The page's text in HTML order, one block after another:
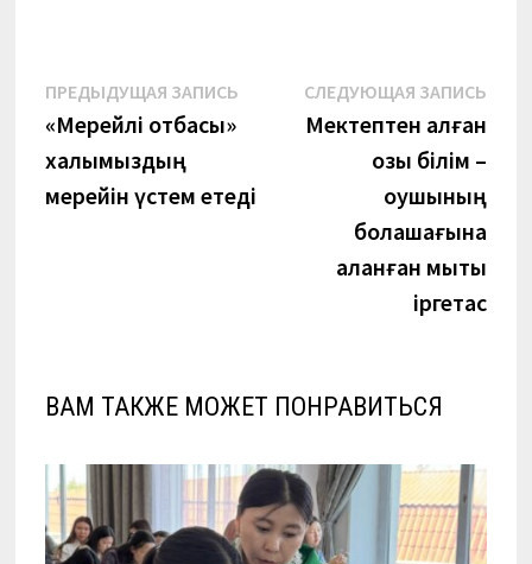
Навигация
по
записям
ПРЕДЫДУЩАЯ ЗАПИСЬПредыдущая
«Мерейлі отбасы»
халқымыздың
мерейін үстем етеді
СЛЕДУЮЩАЯ ЗАПИСЬ
Мектептен алған
озық білім –
оқушының
болашағына
қаланған мықты
іргетас
ВАМ ТАКЖЕ МОЖЕТ ПОНРАВИТЬСЯ